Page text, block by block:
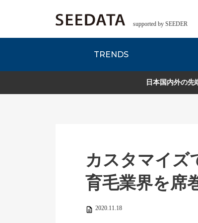
supported by SEEDER
TRENDS
EDITORIAL REPORT Zs
各種デー
日本国内外の先
カスタマイズ
育毛業界を席
2020.11.18